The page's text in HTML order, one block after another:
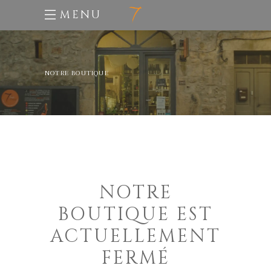
MENU
NOTRE BOUTIQUE
NOTRE
BOUTIQUE EST
ACTUELLEMENT
FERMÉ